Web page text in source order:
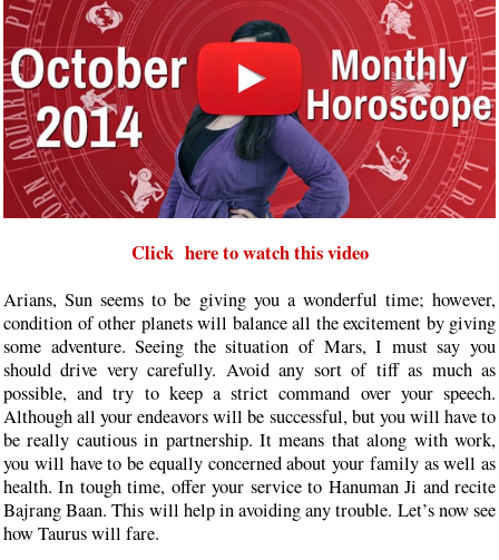
Click here to watch this video
Arians, Sun seems to be giving you a wonderful time; however,
condition of other planets will balance all the excitement by giving
some adventure. Seeing the situation of Mars, I must say you
should drive very carefully. Avoid any sort of tiff as much as
possible, and try to keep a strict command over your speech.
Although all your endeavors will be successful, but you will have to
be really cautious in partnership. It means that along with work,
you will have to be equally concerned about your family as well as
health. In tough time, offer your service to Hanuman Ji and recite
Bajrang Baan. This will help in avoiding any trouble. Let’s now see
how Taurus will fare.